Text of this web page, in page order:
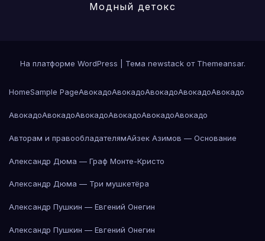
Модный детокс
На платформе WordPress Тема newstack от Themeansar.
HomeSample PageАвокадоАвокадоАвокадоАвокадоАвокадо
АвокадоАвокадоАвокадоАвокадоАвокадоАвокадо
Авторам и правообладателямАйзек Азимов — Основание
Александр Дюма — Граф Монте-Кристо
Александр Дюма — Три мушкетёра
Александр Пушкин — Евгений Онегин
Александр Пушкин — Евгений Онегин